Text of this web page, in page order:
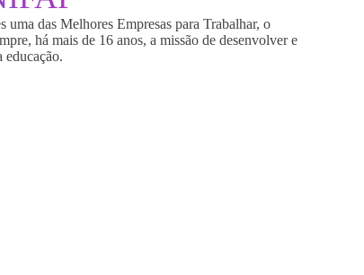
das Melhores Empresas para Trabalhar, o
há mais de 16 anos, a missão de desenvolver e
educação.